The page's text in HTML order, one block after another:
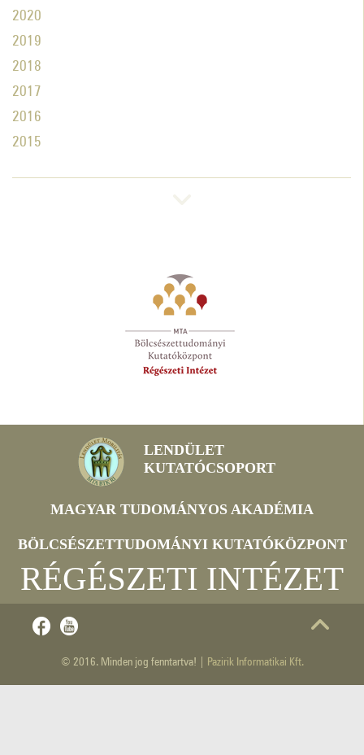
2020
2019
2018
2017
2016
2015
LENDÜLET
KUTATÓCSOPORT
MAGYAR TUDOMÁNYOS AKADÉMIA
BÖLCSÉSZETTUDOMÁNYI KUTATÓKÖZPONT
RÉGÉSZETI INTÉZET
© 2016. Minden jog fenntartva! | Pazirik Informatikai Kft.